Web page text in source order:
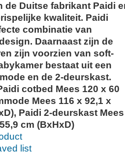
de Duitse fabrikant Paidi
kwaliteit. Paidi
combinatie van
Daarnaast zijn de
zijn voorzien van soft-
bestaat uit een
en de 2-deurskast.
cotbed Mees 120 x 60
Mees 116 x 92,1 x
Paidi 2-deurskast Mees
cm (BxHxD)
list